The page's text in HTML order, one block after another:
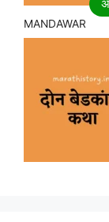
MANDAWAR